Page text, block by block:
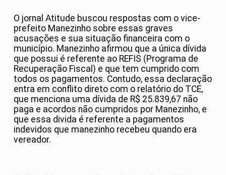
O jornal Atitude buscou respostas com o vice-
prefeito Manezinho sobre essas graves
acusações e sua situação financeira com o
município. Manezinho afirmou que a única dívida
que possui é referente ao REFIS (Programa de
Recuperação Fiscal) e que tem cumprido com
todos os pagamentos. Contudo, essa declaração
entra em conflito direto com o relatório do TCE,
que menciona uma dívida de R$ 25.839,67 não
paga e acordos não cumpridos por Manezinho, e
que essa divida é referente a pagamentos
indevidos que manezinho recebeu quando era
vereador.